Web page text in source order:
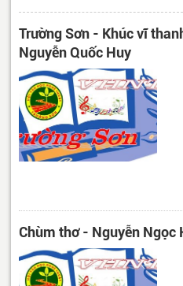
Trường Sơn - Khúc vĩ
Nguyễn Quốc Huy
Chùm thơ - Nguyễn Ngọc